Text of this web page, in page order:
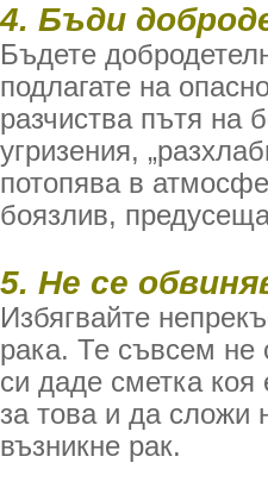
4. Бъди
Бъдете
подлагате на
разчиства пътя на
угризения,
потопява в
боязлив,
5. Не се
Избягвайте
рака. Те съвсем не
си даде сметка коя
за това и да сложи
възникне рак.